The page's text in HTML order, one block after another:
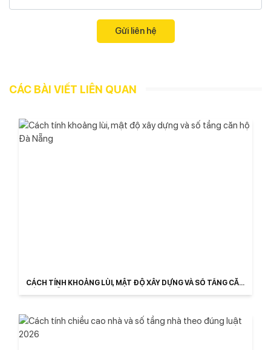
CÁC BÀI VIẾT LIÊN QUAN
CÁCH TÍNH KHOẢNG LÙI, MẬT ĐỘ XÂY DỰNG VÀ SỐ TẦNG CĂN